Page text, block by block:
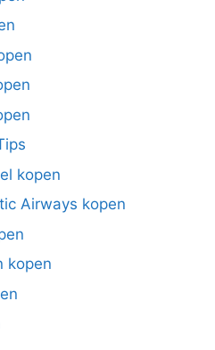
kopen
Airways kopen
kopen